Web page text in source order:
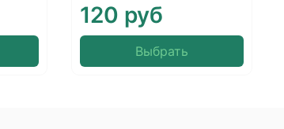
120 руб
Выбрать